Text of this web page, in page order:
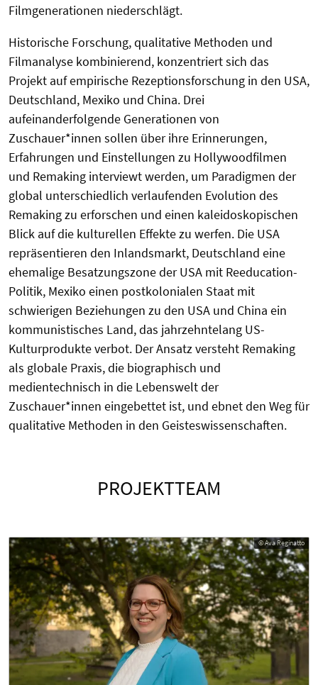
Filmgenerationen niederschlägt.
Historische Forschung, qualitative Methoden und
Filmanalyse kombinierend, konzentriert sich das
Projekt auf empirische Rezeptionsforschung in den USA,
Deutschland, Mexiko und China. Drei
aufeinanderfolgende Generationen von
Zuschauer*innen sollen über ihre Erinnerungen,
Erfahrungen und Einstellungen zu Hollywoodfilmen
und Remaking interviewt werden, um Paradigmen der
global unterschiedlich verlaufenden Evolution des
Remaking zu erforschen und einen kaleidoskopischen
Blick auf die kulturellen Effekte zu werfen. Die USA
repräsentieren den Inlandsmarkt, Deutschland eine
ehemalige Besatzungszone der USA mit Reeducation-
Politik, Mexiko einen postkolonialen Staat mit
schwierigen Beziehungen zu den USA und China ein
kommunistisches Land, das jahrzehntelang US-
Kulturprodukte verbot. Der Ansatz versteht Remaking
als globale Praxis, die biographisch und
medientechnisch in die Lebenswelt der
Zuschauer*innen eingebettet ist, und ebnet den Weg für
qualitative Methoden in den Geisteswissenschaften.
PROJEKTTEAM
© Ava Reginatto